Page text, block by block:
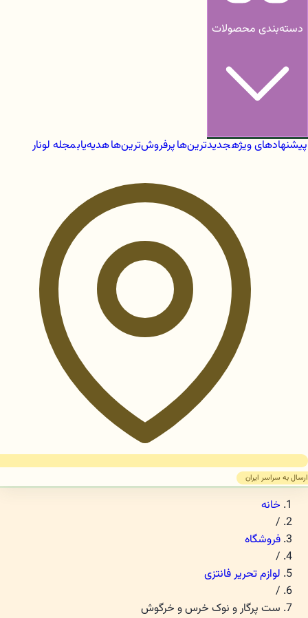
دسته‌بندی محصولات
پیشنهادهای ویژهجدیدترین‌هاپرفروش‌ترین‌هاهدیه‌یابمجله لونار
ارسال به سراسر ایران
خانه
/
فروشگاه
/
لوازم تحریر فانتزی
/
ست پرگار و نوک خرس و خرگوش